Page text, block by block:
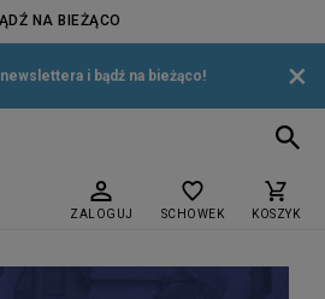
NA BIEŻĄCO
i bądź na bieżąco! ×
ZALOGUJ SCHOWEK KOSZYK